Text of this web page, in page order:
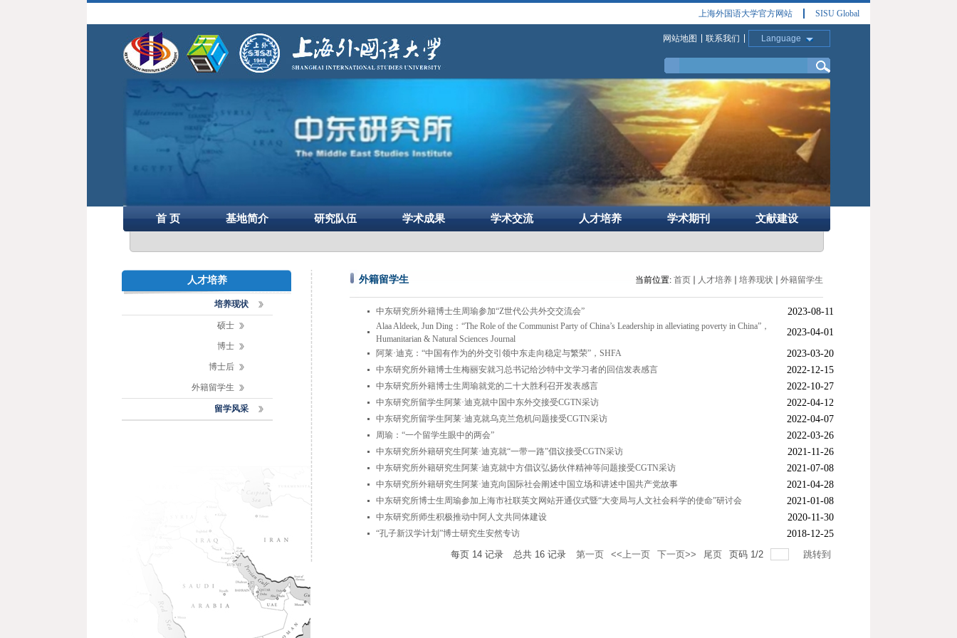
上海外国语大学官方网站 SISU Global
网站地图 联系我们 Language
首 页 基地简介 研究队伍 学术成果 学术交流 人才培养 学术期刊 文献建设
人才培养
培养现状
硕士
博士
博士后
外籍留学生
留学风采
外籍留学生 当前位置: 首页 人才培养 培养现状 外籍留学生
中东研究所外籍博士生周瑜参加“Z世代公共外交交流会” 2023-08-11
Alaa Aldeek, Jun Ding：“The Role of the Communist Party of China’s Leadership in alleviating poverty in China”，
Humanitarian & Natural Sciences Journal
2023-04-01
阿莱·迪克：“中国有作为的外交引领中东走向稳定与繁荣”，SHFA 2023-03-20
中东研究所外籍博士生梅丽安就习总书记给沙特中文学习者的回信发表感言 2022-12-15
中东研究所外籍博士生周瑜就党的二十大胜利召开发表感言 2022-10-27
中东研究所留学生阿莱·迪克就中国中东外交接受CGTN采访 2022-04-12
中东研究所留学生阿莱·迪克就乌克兰危机问题接受CGTN采访 2022-04-07
周瑜：“一个留学生眼中的两会” 2022-03-26
中东研究所外籍研究生阿莱·迪克就“一带一路”倡议接受CGTN采访 2021-11-26
中东研究所外籍研究生阿莱·迪克就中方倡议弘扬伙伴精神等问题接受CGTN采访 2021-07-08
中东研究所外籍研究生阿莱·迪克向国际社会阐述中国立场和讲述中国共产党故事 2021-04-28
中东研究所博士生周瑜参加上海市社联英文网站开通仪式暨“大变局与人文社会科学的使命”研讨会 2021-01-08
中东研究所师生积极推动中阿人文共同体建设 2020-11-30
“孔子新汉学计划”博士研究生安然专访
2018-12-25
每页 14 记录 总共 16 记录 第一页 <<上一页 下一页>> 尾页 页码 1/2 跳转到